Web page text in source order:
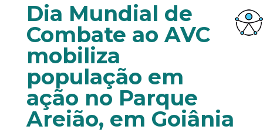
Dia Mundial de
Combate ao AVC
mobiliza
população em
ação no Parque
Areião, em Goiânia